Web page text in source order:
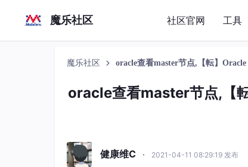
魔乐社区 社区官网 工具
魔乐社区 oracle查看master节点,【転】
oracle查看master节点,【
健康维C · 2021-04-11 08:29:19 发布